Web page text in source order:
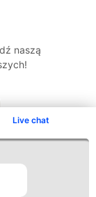
Live chat
naszą